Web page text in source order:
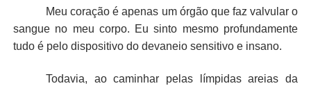
Meu coração é apenas um órgão que faz valvular o
sangue no meu corpo. Eu sinto mesmo profundamente
tudo é pelo dispositivo do devaneio sensitivo e insano.
Todavia, ao caminhar pelas límpidas areias da